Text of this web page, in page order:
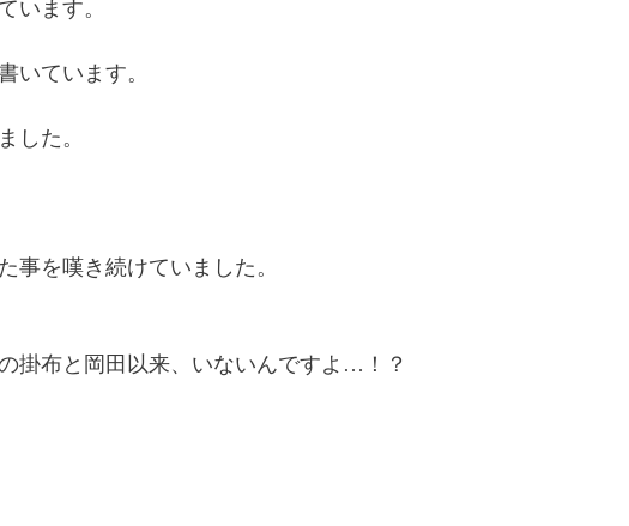
います。
いています。
した。
事を嘆き続けていました。
掛布と岡田以来、いないんですよ…！？